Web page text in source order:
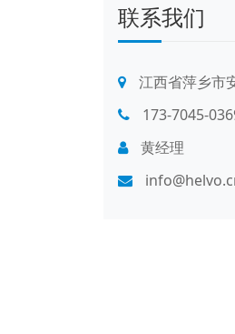
联系我们
江西省萍乡市
173-7045-
黄经理